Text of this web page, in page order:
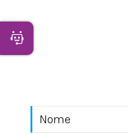
Rimani sempre